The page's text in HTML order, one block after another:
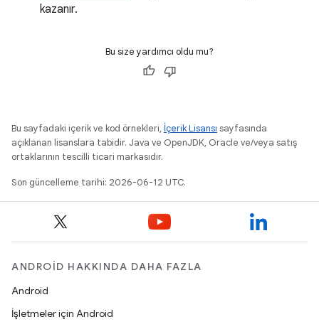
kazanır.
Bu size yardımcı oldu mu?
Bu sayfadaki içerik ve kod örnekleri, İçerik Lisansı sayfasında
açıklanan lisanslara tabidir. Java ve OpenJDK, Oracle ve/veya satış
ortaklarının tescilli ticari markasıdır.
Son güncelleme tarihi: 2026-06-12 UTC.
ANDROID HAKKINDA DAHA FAZLA
Android
İşletmeler için Android